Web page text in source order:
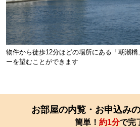
物件から徒歩12分ほどの場所にある「朝潮
ーを望むことができます
お部屋の内覧・お申込み
簡単！ 約1分で完